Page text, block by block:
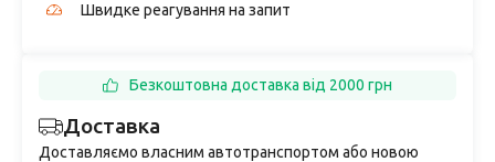
Швидке реагування на запит
Доставка
Доставляємо власним автотранспортом або новою
Безкоштовна доставка від 2000 грн